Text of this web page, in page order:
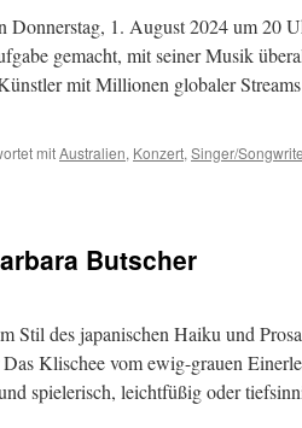
Donnerstag, 1. August 2024 um 20
gemacht, mit seiner Musik
mit Millionen globaler
mitAustralien, Konzert, Singer/
Butscher
Stil des japanischen Haiku und
Klischee vom ewig-grauen
spielerisch, leichtfüßig oder